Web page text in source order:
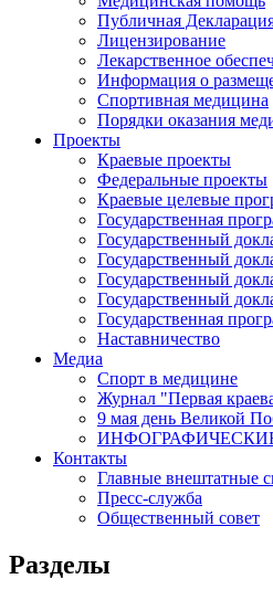
Публичная
Лицензирование
Лекарственное
Информация о
Спортивная медицина
Порядки оказания
Проекты
Краевые проекты
Федеральные проекты
Краевые целевые
Государственная
Государственный
Государственный
Государственный
Государственный
Государственная
Наставничество
Медиа
Спорт в медицине
Журнал "Первая
9 мая день Великой
Контакты
Главные внештатные
Пресс-служба
Общественный совет
Разделы